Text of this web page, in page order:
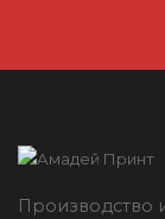
Производство